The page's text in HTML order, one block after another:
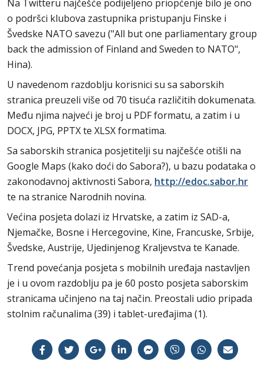
Na Twitteru najčešće podijeljeno priopćenje bilo je ono
o podršci klubova zastupnika pristupanju Finske i
Švedske NATO savezu ("All but one parliamentary group
back the admission of Finland and Sweden to NATO",
Hina).
U navedenom razdoblju korisnici su sa saborskih
stranica preuzeli više od 70 tisuća različitih dokumenata.
Među njima najveći je broj u PDF formatu, a zatim i u
DOCX, JPG, PPTX te XLSX formatima.
Sa saborskih stranica posjetitelji su najčešće otišli na
Google Maps (kako doći do Sabora?), u bazu podataka o
zakonodavnoj aktivnosti Sabora, http://edoc.sabor.hr
te na stranice Narodnih novina.
Većina posjeta dolazi iz Hrvatske, a zatim iz SAD-a,
Njemačke, Bosne i Hercegovine, Kine, Francuske, Srbije,
Švedske, Austrije, Ujedinjenog Kraljevstva te Kanade.
Trend povećanja posjeta s mobilnih uređaja nastavljen
je i u ovom razdoblju pa je 60 posto posjeta saborskim
stranicama učinjeno na taj način. Preostali udio pripada
stolnim računalima (39) i tablet-uređajima (1).